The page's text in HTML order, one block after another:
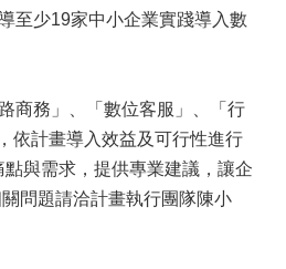
至少19家中小企業實踐導入數
商務」、「數位客服」、「行
依計畫導入效益及可行性進行
與需求，提供專業建議，讓企
問題請洽計畫執行團隊陳小